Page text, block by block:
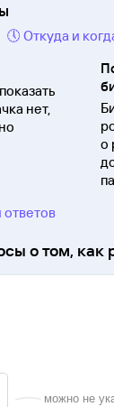
🕔 Откуда и
нет,
о
о том, как
можно не